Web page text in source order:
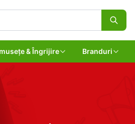
& Îngrijire Branduri